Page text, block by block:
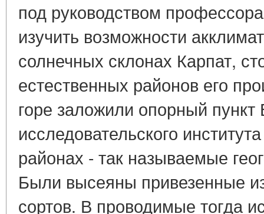
под руководством
изучить возможности
солнечных склонах Карпат,
естественных районов его
горе заложили опорный
исследовательского
районах - так называемые
Были высеяны привезенные
сортов. В проводимые тогда